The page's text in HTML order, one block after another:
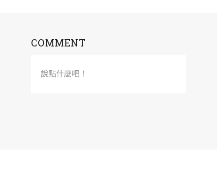
COMMENT
說點什麼吧！